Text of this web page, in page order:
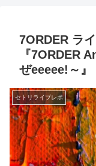
7ORDER ラ
『7ORDER
ぜeeeee!～』
セトリライブレポ